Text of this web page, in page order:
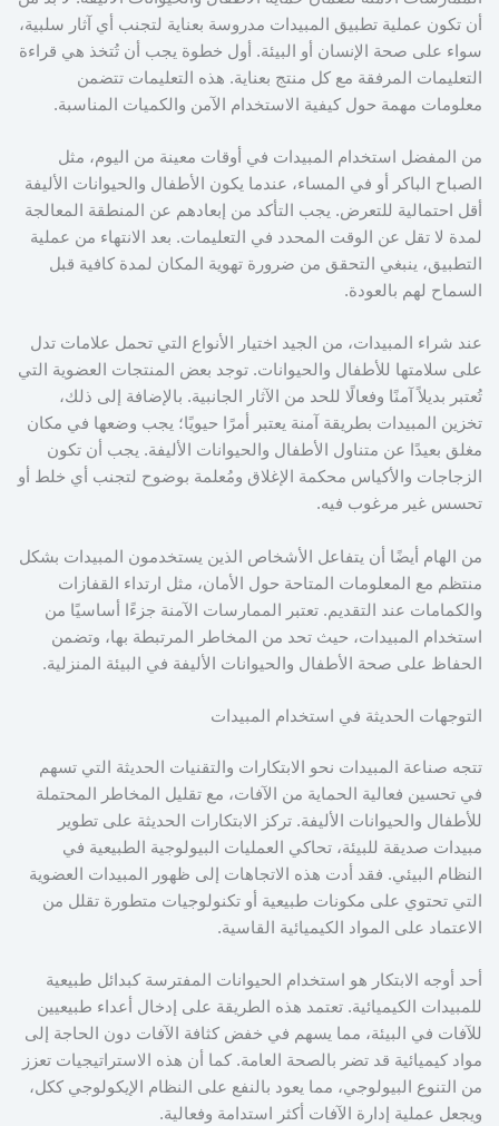
أن تكون عملية تطبيق المبيدات مدروسة بعناية لتجنب أي آثار سلبية،
سواء على صحة الإنسان أو البيئة. أول خطوة يجب أن تُتخذ هي قراءة
التعليمات المرفقة مع كل منتج بعناية. هذه التعليمات تتضمن
معلومات مهمة حول كيفية الاستخدام الآمن والكميات المناسبة.
من المفضل استخدام المبيدات في أوقات معينة من اليوم، مثل
الصباح الباكر أو في المساء، عندما يكون الأطفال والحيوانات الأليفة
أقل احتمالية للتعرض. يجب التأكد من إبعادهم عن المنطقة المعالجة
لمدة لا تقل عن الوقت المحدد في التعليمات. بعد الانتهاء من عملية
التطبيق، ينبغي التحقق من ضرورة تهوية المكان لمدة كافية قبل
السماح لهم بالعودة.
عند شراء المبيدات، من الجيد اختيار الأنواع التي تحمل علامات تدل
على سلامتها للأطفال والحيوانات. توجد بعض المنتجات العضوية التي
تُعتبر بديلاً آمنًا وفعالًا للحد من الآثار الجانبية. بالإضافة إلى ذلك،
تخزين المبيدات بطريقة آمنة يعتبر أمرًا حيويًا؛ يجب وضعها في مكان
مغلق بعيدًا عن متناول الأطفال والحيوانات الأليفة. يجب أن تكون
الزجاجات والأكياس محكمة الإغلاق ومُعلمة بوضوح لتجنب أي خلط أو
تحسس غير مرغوب فيه.
من الهام أيضًا أن يتفاعل الأشخاص الذين يستخدمون المبيدات بشكل
منتظم مع المعلومات المتاحة حول الأمان، مثل ارتداء القفازات
والكمامات عند التقديم. تعتبر الممارسات الآمنة جزءًا أساسيًا من
استخدام المبيدات، حيث تحد من المخاطر المرتبطة بها، وتضمن
الحفاظ على صحة الأطفال والحيوانات الأليفة في البيئة المنزلية.
التوجهات الحديثة في استخدام المبيدات
تتجه صناعة المبيدات نحو الابتكارات والتقنيات الحديثة التي تسهم
في تحسين فعالية الحماية من الآفات، مع تقليل المخاطر المحتملة
للأطفال والحيوانات الأليفة. تركز الابتكارات الحديثة على تطوير
مبيدات صديقة للبيئة، تحاكي العمليات البيولوجية الطبيعية في
النظام البيئي. فقد أدت هذه الاتجاهات إلى ظهور المبيدات العضوية
التي تحتوي على مكونات طبيعية أو تكنولوجيات متطورة تقلل من
الاعتماد على المواد الكيميائية القاسية.
أحد أوجه الابتكار هو استخدام الحيوانات المفترسة كبدائل طبيعية
للمبيدات الكيميائية. تعتمد هذه الطريقة على إدخال أعداء طبيعيين
للآفات في البيئة، مما يسهم في خفض كثافة الآفات دون الحاجة إلى
مواد كيميائية قد تضر بالصحة العامة. كما أن هذه الاستراتيجيات تعزز
من التنوع البيولوجي، مما يعود بالنفع على النظام الإيكولوجي ككل،
ويجعل عملية إدارة الآفات أكثر استدامة وفعالية.